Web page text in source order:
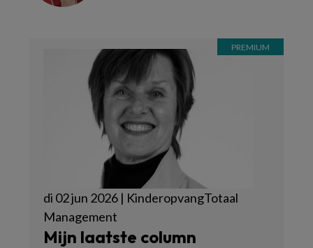
di 02 jun 2026 | KinderopvangTotaal
Management
Mijn laatste column